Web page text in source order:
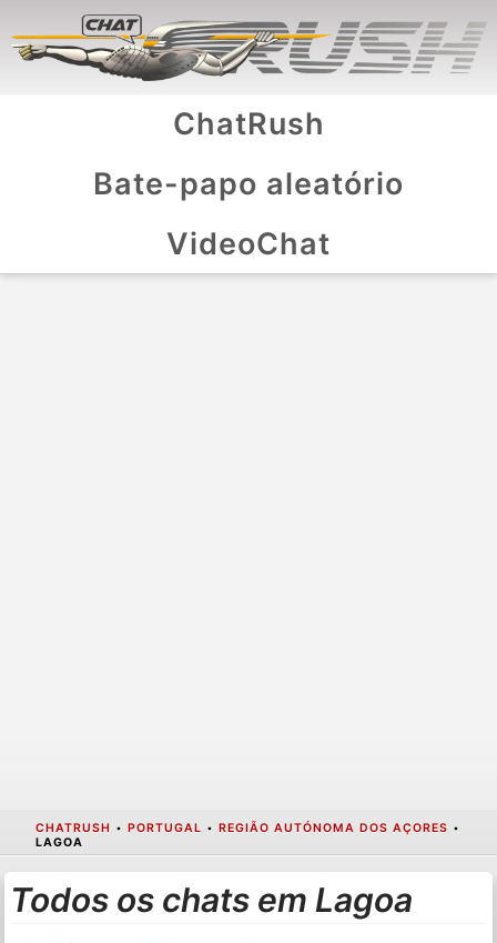
ChatRush
Bate-papo aleatório
VideoChat
CHATRUSH • PORTUGAL • REGIÃO AUTÓNOMA DOS AÇORES •
LAGOA
Todos os chats em Lagoa